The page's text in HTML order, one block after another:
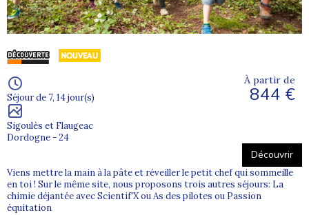
Séjour de 7, 14 jour(s)
Sigoulès et Flaugeac
Dordogne - 24
À partir de
844 €
Découvrir
Viens mettre la main à la pâte et réveiller le petit chef qui sommeille
en toi ! Sur le même site, nous proposons trois autres séjours: La
chimie déjantée avec Scientif'X ou As des pilotes ou Passion
équitation